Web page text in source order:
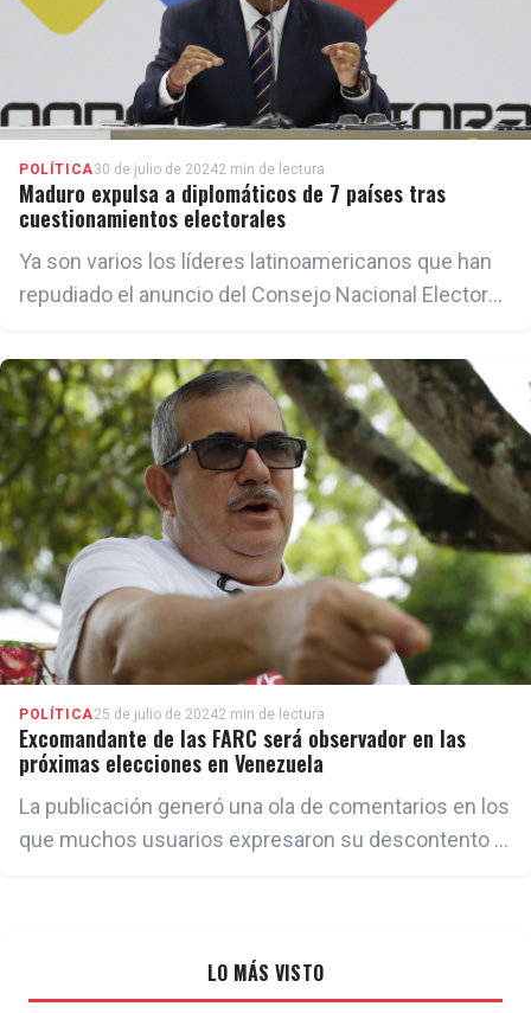
POLÍTICA30 de julio de 20242 min de lectura
Maduro expulsa a diplomáticos de 7 países tras
cuestionamientos electorales
Ya son varios los líderes latinoamericanos que han
repudiado el anuncio del Consejo Nacional Electoral
dictador Nicolás Maduro con el 51,2% de los votos,
frente al 44% del candidato opositor Edmundo
González Urrutia
POLÍTICA25 de julio de 20242 min de lectura
Excomandante de las FARC será observador en las
próximas elecciones en Venezuela
La publicación generó una ola de comentarios en los
que muchos usuarios expresaron su descontento y
LO MÁS VISTO